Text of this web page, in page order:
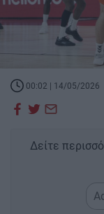
00:02 | 14/05/2026
Δείτε